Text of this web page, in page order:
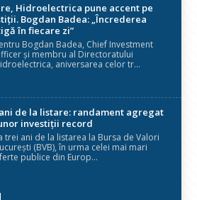
Hidroelectrica pune accent pe
Bogdan Badea: „Încrederea
în fiecare zi”
Bogdan Badea, Chief Investment
și membru al Directoratului
aniversarea celor tr...
de la listare: randament agregat
investiții record
trei ani de la listarea la Bursa de Valori
(BVB), în urma celei mai mari
publice din Europ...